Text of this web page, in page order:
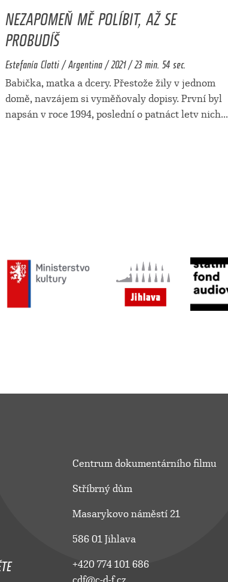
NEZAPOMEŇ MĚ POLÍBIT, AŽ SE
PROBUDÍŠ
Estefanía Clotti / Argentina / 2021 / 23 min. 54 sec.
Babička, matka a dcery. Přestože žily v jednom
domě, navzájem si vyměňovaly dopisy. První byl
napsán v roce 1994, poslední o patnáct letv nich...
Centrum dokumentárního filmu
Stříbrný dům
Masarykovo náměstí 21
586 01 Jihlava
+420 774 101 686